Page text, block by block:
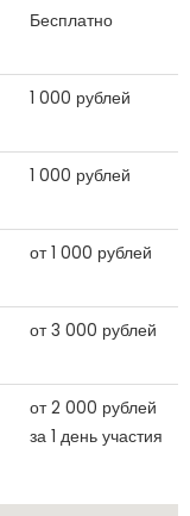
Бесплатно
1 000 рублей
1 000 рублей
от 1 000 рублей
от 3 000 рублей
от 2 000 рублей
за 1 день участия